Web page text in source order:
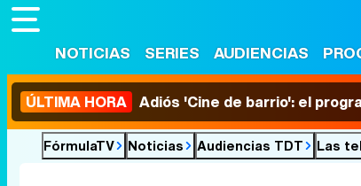
NOTICIAS SERIES AUDIENCIAS
ÚLTIMA HORA Adiós 'Cine de barrio': el
FórmulaTV Noticias Audiencias TDT Las